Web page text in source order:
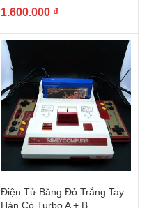
1.600.000 ₫
Điện Tử Băng Đỏ Trắng Tay
Hàn Có Turbo A + B